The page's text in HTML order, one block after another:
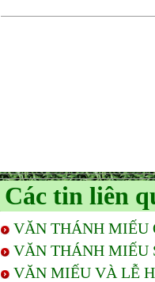
Các tin liên
VĂN THÁNH MIẾU
VĂN THÁNH MIẾU
VĂN MIẾU VÀ LỄ